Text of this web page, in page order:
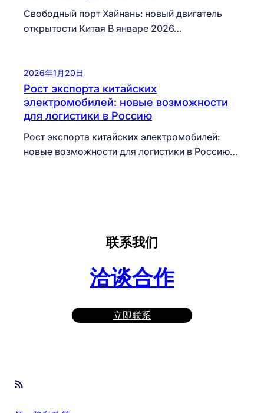
Свободный порт Хайнань: новый двигатель
открытости Китая В январе 2026…
2026年1月20日
Рост экспорта китайских
электромобилей: новые возможности
для логистики в Россию
Рост экспорта китайских электромобилей:
новые возможности для логистики в Россию…
联系我们
洽谈合作
立即联系
RSS Feed